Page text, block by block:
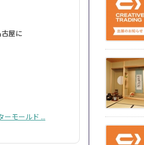
屋に
ーモールド ...